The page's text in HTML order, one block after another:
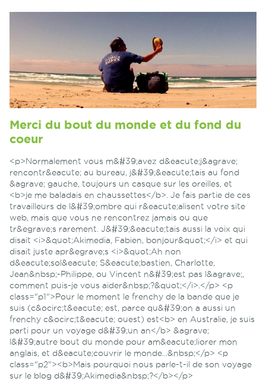
Merci du bout du monde et du fond du
coeur
<p>Normalement vous m&#39;avez d&eacute;j&agrave;
rencontr&eacute; au bureau, j&#39;&eacute;tais au fond
&agrave; gauche, toujours un casque sur les oreilles, et
<b>je me baladais en chaussettes</b>. Je fais partie de ces
travailleurs de l&#39;ombre qui r&eacute;alisent votre site
web, mais que vous ne rencontrez jamais ou que
tr&egrave;s rarement. J&#39;&eacute;tais aussi la voix qui
disait <i>&quot;Akimedia, Fabien, bonjour&quot;</i> et qui
disait juste apr&egrave;s <i>&quot;Ah non
d&eacute;sol&eacute; S&eacute;bastien, Charlotte,
Jean&nbsp;-Philippe, ou Vincent n&#39;est pas l&agrave;,
comment puis-je vous aider&nbsp;?&quot;</i>.</p> <p
class="p1">Pour le moment le frenchy de la bande que je
suis (c&ocirc;t&eacute; est, parce qu&#39;on a aussi un
frenchy c&ocirc;t&eacute; ouest) est<b> en Australie, je suis
parti pour un voyage d&#39;un an</b> &agrave;
l&#39;autre bout du monde pour am&eacute;liorer mon
anglais, et d&eacute;couvrir le monde...&nbsp;</p> <p
class="p2"><b>Mais pourquoi nous parle-t-il de son voyage
sur le blog d&#39;Akimedia&nbsp;?</b></p>